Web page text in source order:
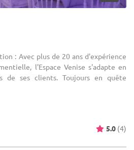
: Avec plus de 20 ans d'expérience
l'Espace Venise s'adapte en
de ses clients. Toujours en quête
5.0 (4)